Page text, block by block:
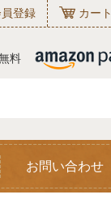
登録 カート
料
お問い合わせ